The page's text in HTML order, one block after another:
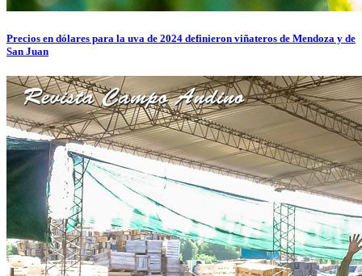
Precios en dólares para la uva de 2024 definieron viñateros de Mendoza y de
San Juan